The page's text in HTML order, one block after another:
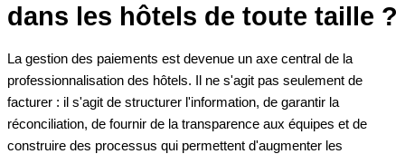
dans les hôtels de toute taille ?
La gestion des paiements est devenue un axe central de la
professionnalisation des hôtels. Il ne s'agit pas seulement de
facturer : il s'agit de structurer l'information, de garantir la
réconciliation, de fournir de la transparence aux équipes et de
construire des processus qui permettent d'augmenter les